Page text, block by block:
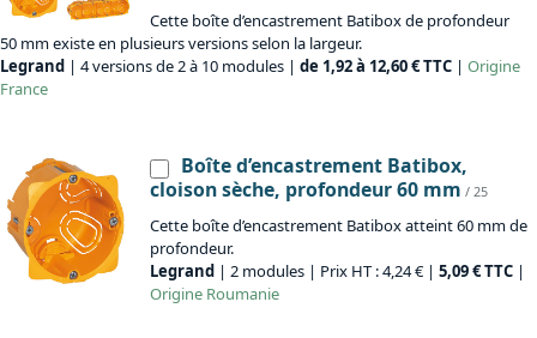
Cette boîte d’encastrement Batibox de profondeur
50 mm existe en plusieurs versions selon la largeur.
Legrand | 4 versions de 2 à 10 modules | de 1,92 à 12,60 € TTC | Origine
France
Boîte d’encastrement Batibox,
cloison sèche, profondeur 60 mm / 25
Cette boîte d’encastrement Batibox atteint 60 mm de
profondeur.
Legrand | 2 modules | Prix HT : 4,24 € | 5,09 € TTC |
Origine Roumanie